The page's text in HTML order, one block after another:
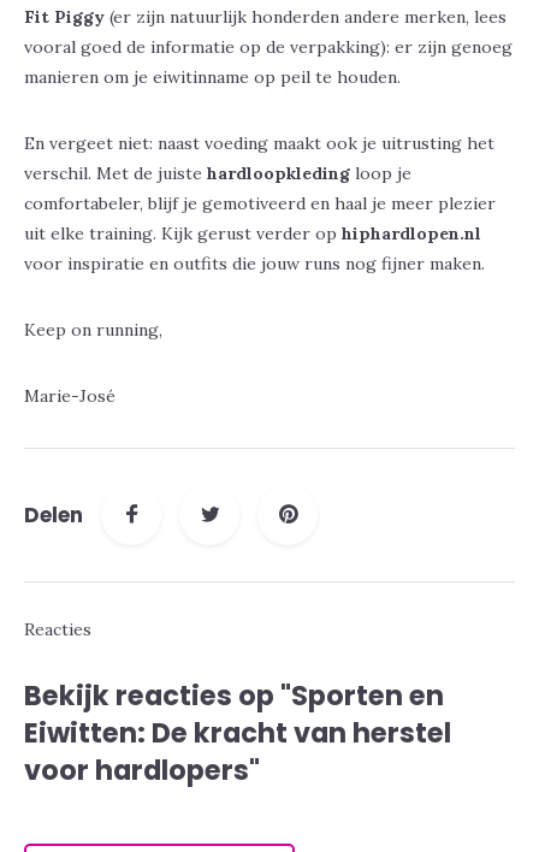
Fit Piggy (er zijn natuurlijk honderden andere merken, lees
vooral goed de informatie op de verpakking): er zijn genoeg
manieren om je eiwitinname op peil te houden.
En vergeet niet: naast voeding maakt ook je uitrusting het
verschil. Met de juiste hardloopkleding loop je
comfortabeler, blijf je gemotiveerd en haal je meer plezier
uit elke training. Kijk gerust verder op hiphardlopen.nl
voor inspiratie en outfits die jouw runs nog fijner maken.
Keep on running,
Marie-José
Delen
Reacties
Bekijk reacties op "Sporten en
Eiwitten: De kracht van herstel
voor hardlopers"